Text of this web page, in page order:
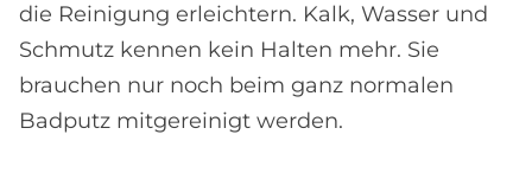
die Reinigung erleichtern. Kalk, Wasser und
Schmutz kennen kein Halten mehr. Sie
brauchen nur noch beim ganz normalen
Badputz mitgereinigt werden.